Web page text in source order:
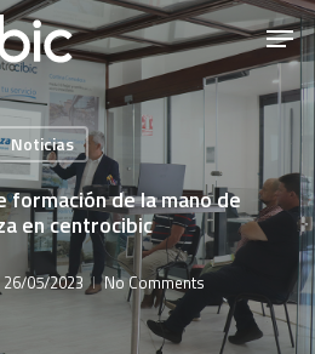
Noticias
formación de la mano de
en centrocibic
26/05/2023 No Comments
Close
Menu